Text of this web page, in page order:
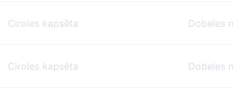
Ciroles kapsēta Dobeles
Ciroles kapsēta Dobeles